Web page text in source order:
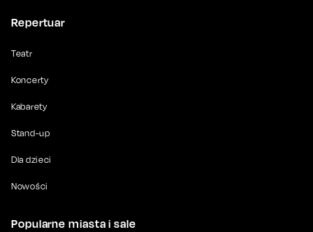
Repertuar
Teatr
Koncerty
Kabarety
Stand-up
Dla dzieci
Nowości
Popularne miasta i sale